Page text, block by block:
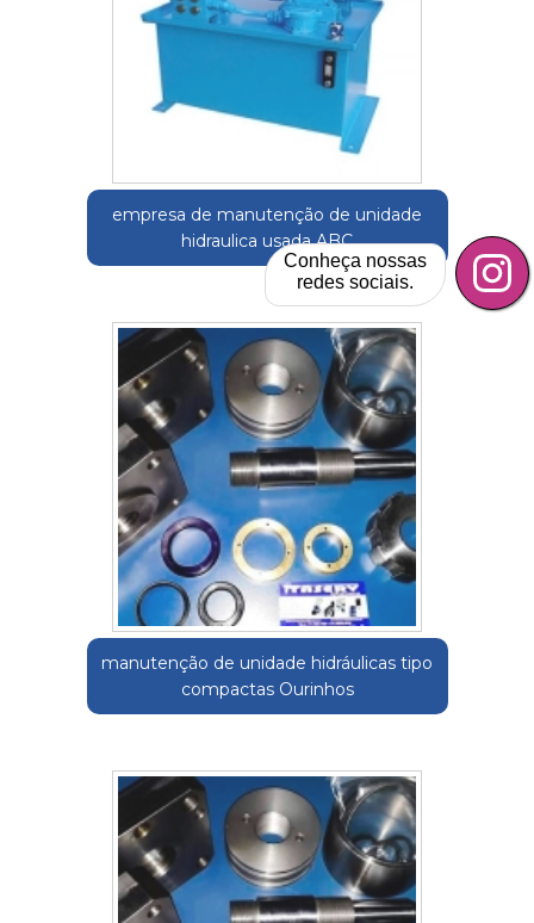
empresa de manutenção de unidade
hidraulica usada ABC
manutenção de unidade hidráulicas tipo
compactas Ourinhos
Conheça nossas
redes sociais.